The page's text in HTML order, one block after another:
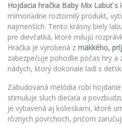
Hojdacia hračka Baby Mix Labuť s
mimoriadne roztomilý produkt,
najmenších. Tento krásny biely
pre dievčatká, ktoré milujú
Hračka je vyrobená z mäkkého,
zabezpečuje pohodlie počas hry
nádych, ktorý dokonale ladí s
Zabudovaná melódia robí
stimuluje sluch dieťaťa a
je vybavená aj kolieskami, ktoré
rôznych povrchoch, pričom